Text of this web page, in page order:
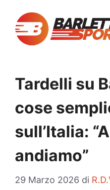
contenuto
Tardelli su
cose
sull’Italia:
andiamo”
29 Marzo 2026 di